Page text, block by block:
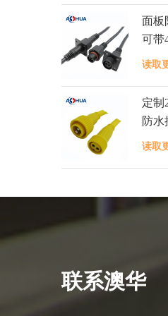
面板
可带
读取
定制
防水
读取
联系澳华